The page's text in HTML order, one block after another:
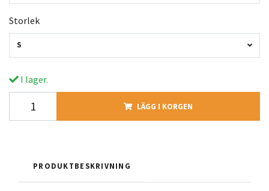
Storlek
S
I lager.
LÄGG I KORGEN
PRODUKTBESKRIVNING